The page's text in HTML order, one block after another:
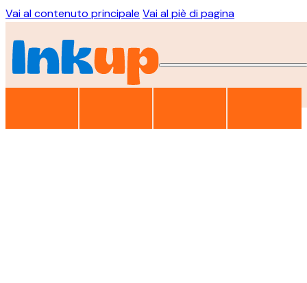
Vai al contenuto principale Vai al piè di pagina